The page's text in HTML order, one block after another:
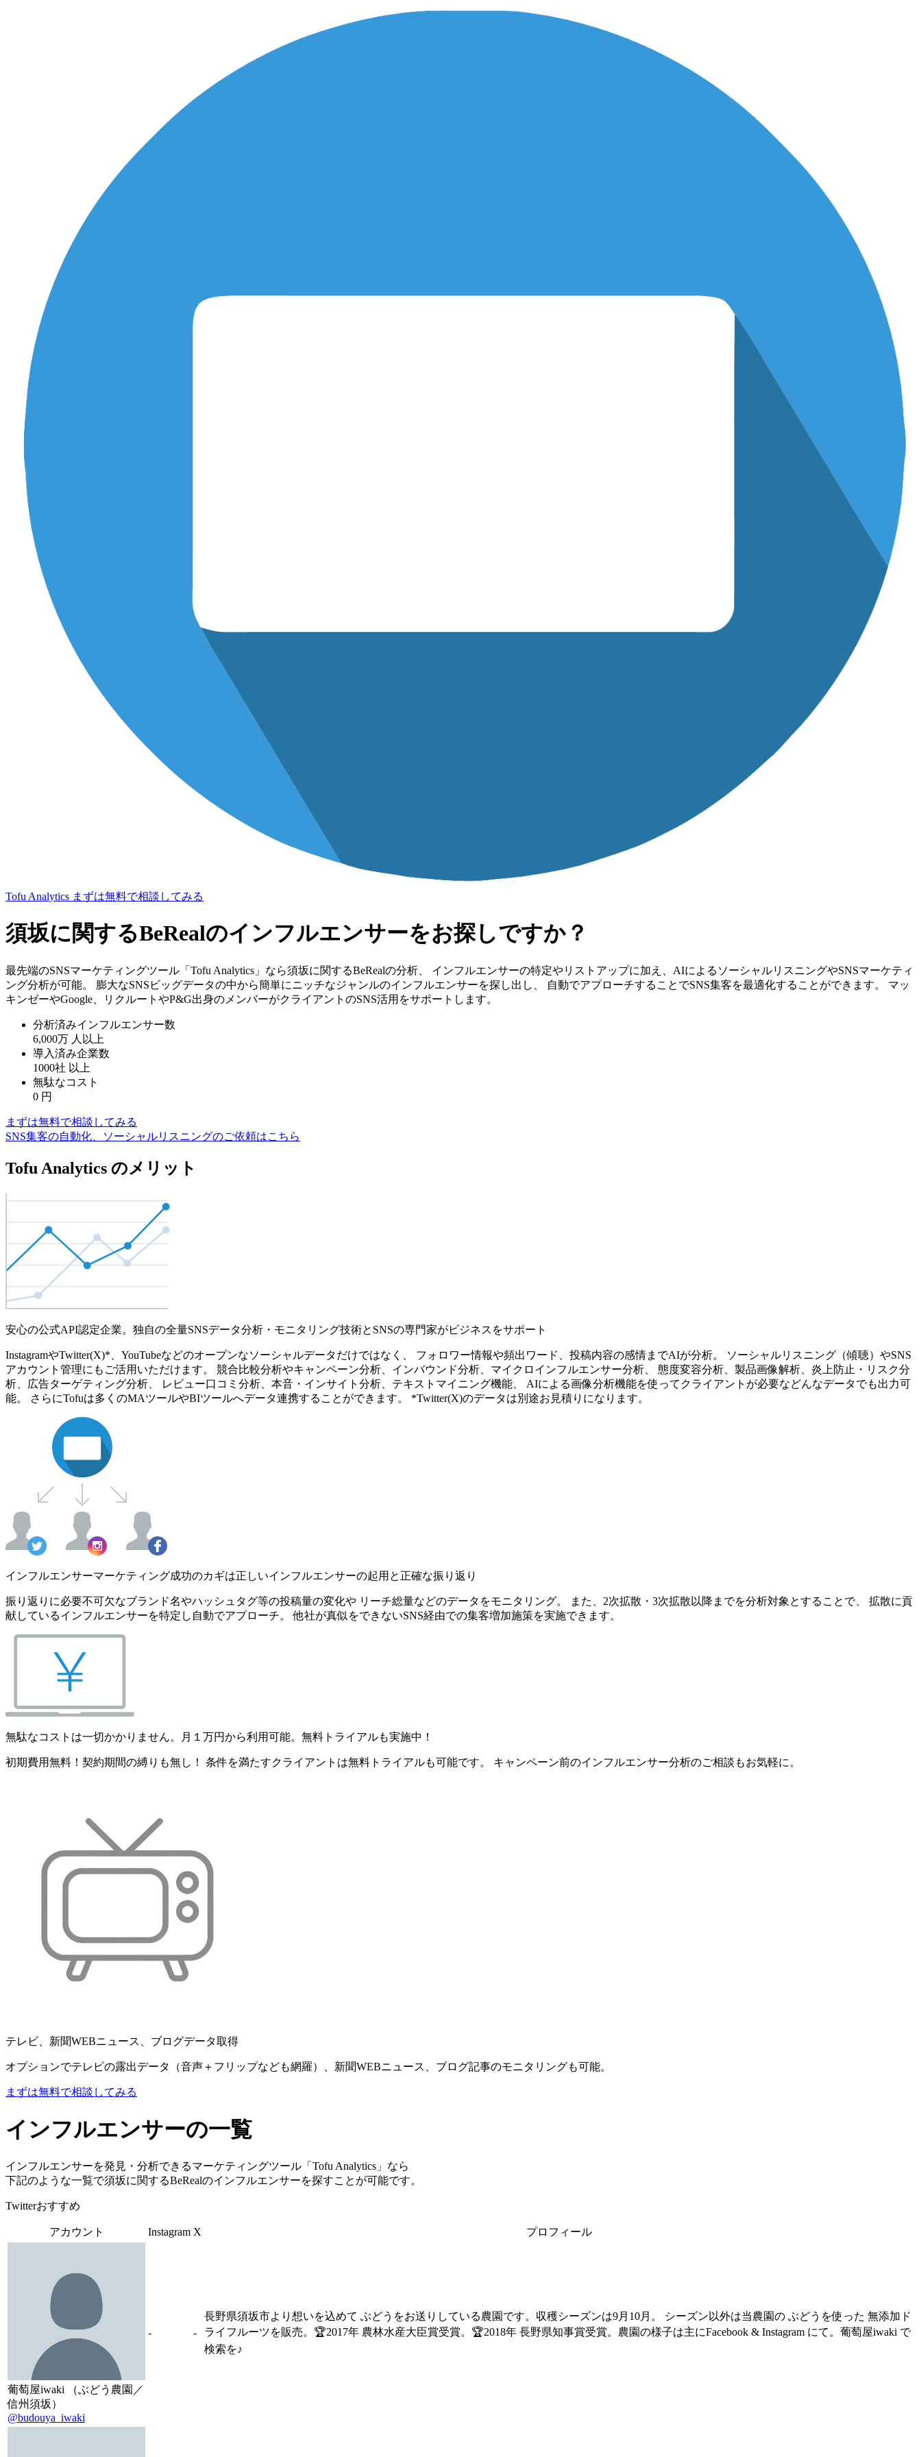
Tofu Analytics まずは無料で相談してみる
須坂に関するBeRealのインフルエンサーをお探しですか？
最先端のSNSマーケティングツール「Tofu Analytics」なら須坂に関するBeRealの分析、 インフルエンサーの特定やリストアップに加え、AIによるソーシャルリスニングやSNSマーケティ
ング分析が可能。 膨大なSNSビッグデータの中から簡単にニッチなジャンルのインフルエンサーを探し出し、 自動でアプローチすることでSNS集客を最適化することができます。 マッ
キンゼーやGoogle、リクルートやP&G出身のメンバーがクライアントのSNS活用をサポートします。
分析済みインフルエンサー数
6,000万 人以上
導入済み企業数
1000社 以上
無駄なコスト
0 円
まずは無料で相談してみる
SNS集客の自動化、ソーシャルリスニングのご依頼はこちら
Tofu Analytics のメリット
安心の公式API認定企業。独自の全量SNSデータ分析・モニタリング技術とSNSの専門家がビジネスをサポート
InstagramやTwitter(X)*、YouTubeなどのオープンなソーシャルデータだけではなく、 フォロワー情報や頻出ワード、投稿内容の感情までAIが分析。 ソーシャルリスニング（傾聴）やSNS
アカウント管理にもご活用いただけます。 競合比較分析やキャンペーン分析、インバウンド分析、マイクロインフルエンサー分析、 態度変容分析、製品画像解析、炎上防止・リスク分
析、広告ターゲティング分析、 レビュー口コミ分析、本音・インサイト分析、テキストマイニング機能、 AIによる画像分析機能を使ってクライアントが必要などんなデータでも出力可
能。 さらにTofuは多くのMAツールやBIツールへデータ連携することができます。 *Twitter(X)のデータは別途お見積りになります。
インフルエンサーマーケティング成功のカギは正しいインフルエンサーの起用と正確な振り返り
振り返りに必要不可欠なブランド名やハッシュタグ等の投稿量の変化や リーチ総量などのデータをモニタリング。 また、2次拡散・3次拡散以降までを分析対象とすることで、 拡散に貢
献しているインフルエンサーを特定し自動でアプローチ。 他社が真似をできないSNS経由での集客増加施策を実施できます。
無駄なコストは一切かかりません。月１万円から利用可能。無料トライアルも実施中！
初期費用無料！契約期間の縛りも無し！ 条件を満たすクライアントは無料トライアルも可能です。 キャンペーン前のインフルエンサー分析のご相談もお気軽に。
テレビ、新聞WEBニュース、ブログデータ取得
オプションでテレビの露出データ（音声＋フリップなども網羅）、新聞WEBニュース、ブログ記事のモニタリングも可能。
まずは無料で相談してみる
インフルエンサーの一覧
インフルエンサーを発見・分析できるマーケティングツール「Tofu Analytics」なら
下記のような一覧で須坂に関するBeRealのインフルエンサーを探すことが可能です。
Twitterおすすめ
アカウント Instagram X プロフィール
葡萄屋iwaki （ぶどう農園／
信州須坂）
@budouya_iwaki
- -
長野県須坂市より想いを込めて ぶどうをお送りしている農園です。収穫シーズンは9月10月。 シーズン以外は当農園の ぶどうを使った 無添加ド
ライフルーツを販売。🏆2017年 農林水産大臣賞受賞。🏆2018年 長野県知事賞受賞。農園の様子は主にFacebook & Instagram にて。葡萄屋iwaki で
検索を♪